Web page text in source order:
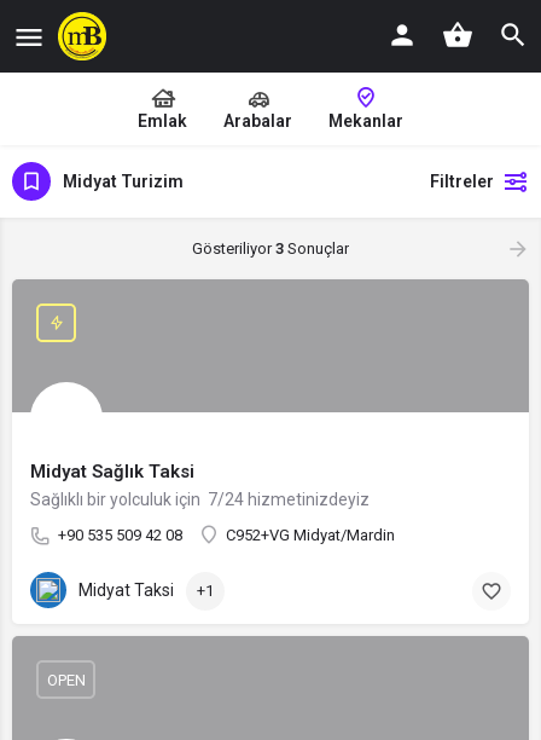
Emlak Arabalar Mekanlar
Midyat Turizim Filtreler
Gösteriliyor3 Sonuçlar
Midyat Sağlık Taksi
Sağlıklı bir yolculuk için 7/24 hizmetinizdeyiz
+90 535 509 42 08 C952+VG Midyat/Mardin
Midyat Taksi +1
OPEN